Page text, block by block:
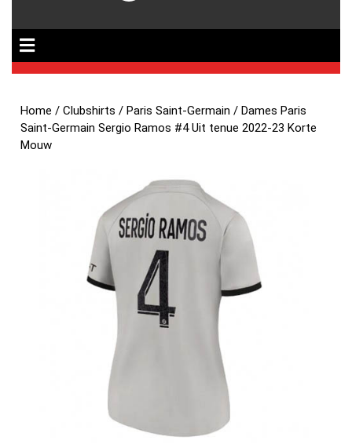
Home /Clubshirts /Paris Saint-Germain / Dames Paris
Saint-Germain Sergio Ramos #4 Uit tenue 2022-23 Korte
Mouw